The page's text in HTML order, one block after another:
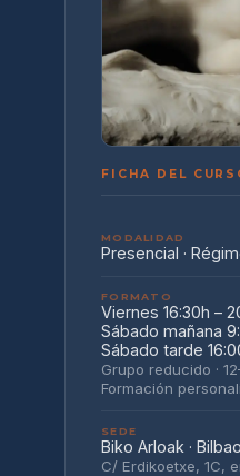
FICHA DEL
MODALIDAD
Presencial ·
FORMATO
Viernes 16:30h –
Sábado mañana
Sábado tarde
Grupo reducido ·
Formación
SEDE
Biko Arloak · Bilbao
C/ Erdikoetxe, 1C,